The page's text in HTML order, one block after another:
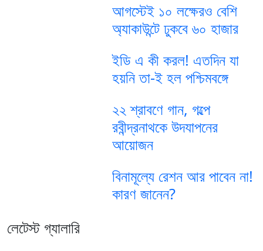
আগস্টেই ১০ লক্ষেরও বেশি
অ্যাকাউন্টে ঢুকবে ৬০ হাজার
ইডি এ কী করল! এতদিন যা
হয়নি তা-ই হল পশ্চিমবঙ্গে
২২ শ্রাবণে গান, গল্পে
রবীন্দ্রনাথকে উদযাপনের
আয়োজন
বিনামূল্যে রেশন আর পাবেন না!
কারণ জানেন?
লেটেস্ট গ্যালারি